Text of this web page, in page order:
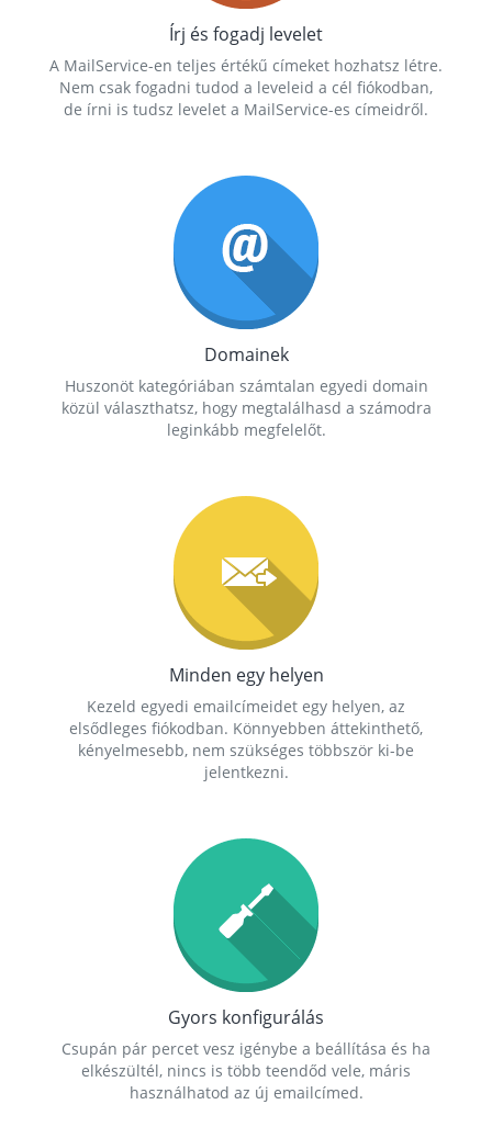
Írj és fogadj levelet
A MailService-en teljes értékű címeket hozhatsz létre.
Nem csak fogadni tudod a leveleid a cél fiókodban,
de írni is tudsz levelet a MailService-es címeidről.
Domainek
Huszonöt kategóriában számtalan egyedi domain
közül választhatsz, hogy megtalálhasd a számodra
leginkább megfelelőt.
Minden egy helyen
Kezeld egyedi emailcímeidet egy helyen, az
elsődleges fiókodban. Könnyebben áttekinthető,
kényelmesebb, nem szükséges többször ki-be
jelentkezni.
Gyors konfigurálás
Csupán pár percet vesz igénybe a beállítása és ha
elkészültél, nincs is több teendőd vele, máris
használhatod az új emailcímed.